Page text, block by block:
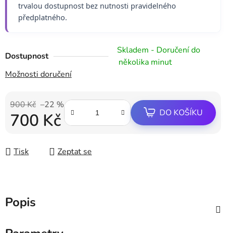
trvalou dostupnost bez nutnosti pravidelného
předplatného.
Dostupnost
Skladem - Doručení do
několika minut
Možnosti doručení
900 Kč –22 %
700 Kč DO KOŠÍKU
Tisk Zeptat se
Popis